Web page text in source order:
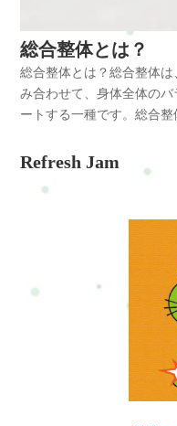
総合整体とは？
総合整体とは？総合整体
み合わせて、身体全体の
ートする一種です。総合
力を引き出すことを目的と
位や系統を総合的に捉え
リースなど、さまざまな
ることがあります。これ
ーチし、バランスを整え
域、血流の改善などを促
て、痛みや不調の根本原
ェルビーイングをサポー
は、個々のお客様の状態
ます。施術者は、総合的
状を的確に判断し、最適
Refresh Jam